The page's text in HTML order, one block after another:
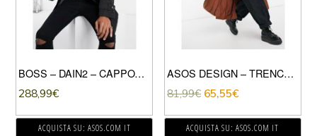
BOSS – DAIN2 – CAPPOTTO MONOPETTO-NERO
288,99€
ACQUISTA SU: ASOS.COM IT
ASOS DESIGN – TRENCH EXTRA LARGO MARRONE
81,99€ 65,55€
ACQUISTA SU: ASOS.COM IT